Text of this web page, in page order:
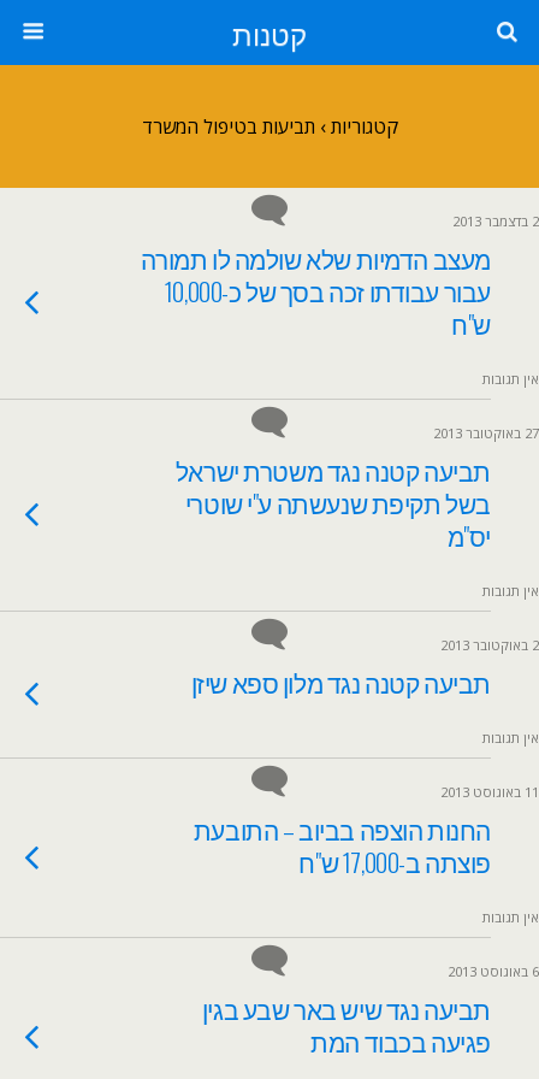
קטנות
קטגוריות › תביעות בטיפול המשרד
2 בדצמבר 2013
מעצב הדמיות שלא שולמה לו תמורה
עבור עבודתו זכה בסך של כ-10,000
ש"ח
אין תגובות
27 באוקטובר 2013
תביעה קטנה נגד משטרת ישראל
בשל תקיפת שנעשתה ע"י שוטרי
יס"מ
אין תגובות
2 באוקטובר 2013
תביעה קטנה נגד מלון ספא שיזן
אין תגובות
11 באוגוסט 2013
החנות הוצפה בביוב – התובעת
פוצתה ב-17,000 ש"ח
אין תגובות
6 באוגוסט 2013
תביעה נגד שיש באר שבע בגין
פגיעה בכבוד המת